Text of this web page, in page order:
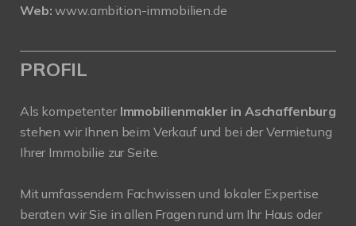
Web: www.ambition-immobilien.de
PROFIL
Als kompetenter Immobilienmakler in Aschaffenburg
stehen wir Ihnen beim Verkauf und bei der Vermietung
Ihrer Immobilie zur Seite.
Mit umfassendem Fachwissen und lokaler Expertise
beraten wir Sie in allen Fragen rund um Ihr Haus oder